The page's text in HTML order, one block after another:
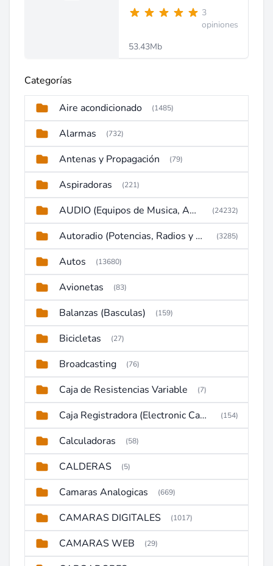
3
opiniones
53.43Mb
Categorías
Aire acondicionado (1485)
Alarmas (732)
Antenas y Propagación (79)
Aspiradoras (221)
AUDIO (Equipos de Musica, Amplificadores, Reproductores, Etc) (24232)
Autoradio (Potencias, Radios y DVD) (3285)
Autos (13680)
Avionetas (83)
Balanzas (Basculas) (159)
Bicicletas (27)
Broadcasting (76)
Caja de Resistencias Variable (7)
Caja Registradora (Electronic Cash Register) (154)
Calculadoras (58)
CALDERAS (5)
Camaras Analogicas (669)
CAMARAS DIGITALES (1017)
CAMARAS WEB (29)